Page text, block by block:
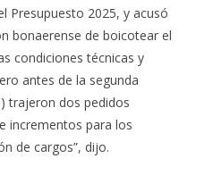
Presupuesto 2025, y acusó
bonaerense de boicotear el
condiciones técnicas y
antes de la segunda
trajeron dos pedidos
incrementos para los
de cargos”, dijo.